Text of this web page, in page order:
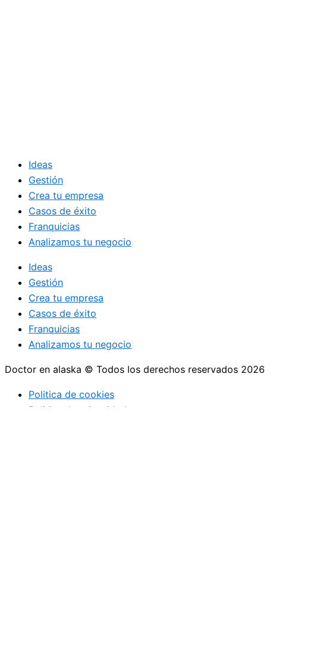
Ideas
Gestión
Crea tu empresa
Casos de éxito
Franquicias
Analizamos tu negocio
Ideas
Gestión
Crea tu empresa
Casos de éxito
Franquicias
Analizamos tu negocio
Doctor en alaska © Todos los derechos reservados 2026
Politica de cookies
Politica de privacidad